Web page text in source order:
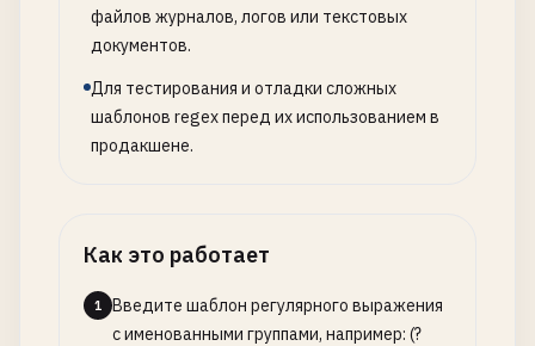
файлов журналов, логов или текстовых
документов.
Для тестирования и отладки сложных
шаблонов regex перед их использованием в
продакшене.
Как это работает
1
Введите шаблон регулярного выражения
с именованными группами, например: (?